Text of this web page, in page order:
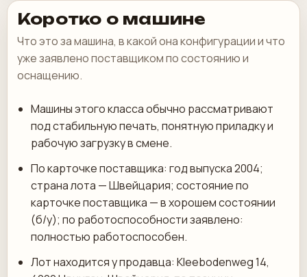
Коротко о машине
Что это за машина, в какой она конфигурации и что
уже заявлено поставщиком по состоянию и
оснащению.
Машины этого класса обычно рассматривают
под стабильную печать, понятную приладку и
рабочую загрузку в смене.
По карточке поставщика: год выпуска 2004;
страна лота — Швейцария; состояние по
карточке поставщика — в хорошем состоянии
(б/у); по работоспособности заявлено:
полностью работоспособен.
Лот находится у продавца: Kleebodenweg 14,